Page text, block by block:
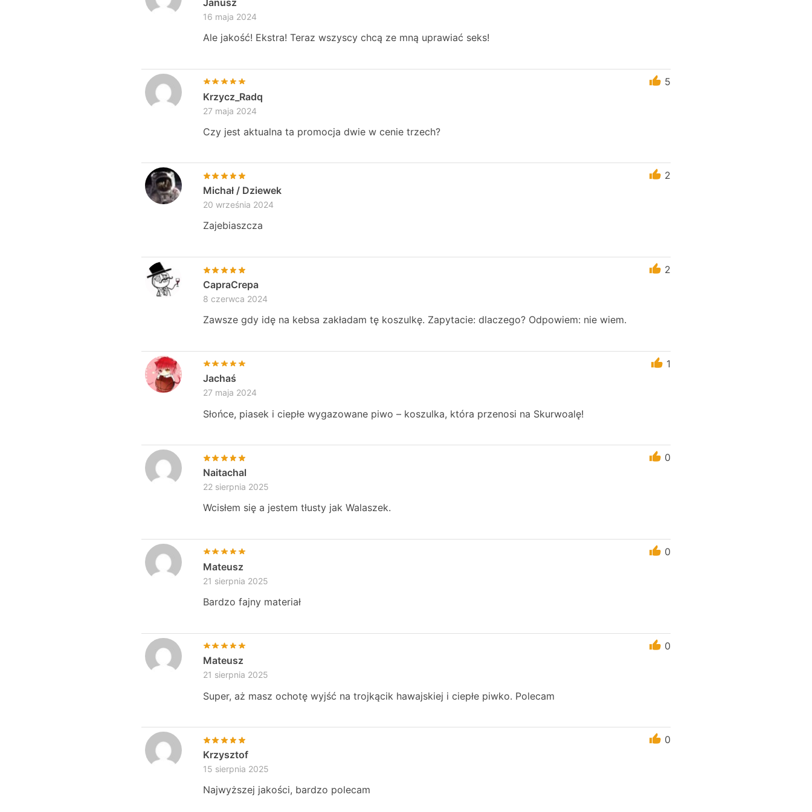
16 maja 2024
Ale jakość! Ekstra! Teraz wszyscy chcą ze mną uprawiać seks!
5
Krzycz_Radq
27 maja 2024
Czy jest aktualna ta promocja dwie w cenie trzech?
2
Michał / Dziewek
20 września 2024
Zajebiaszcza
2
CapraCrepa
8 czerwca 2024
Zawsze gdy idę na kebsa zakładam tę koszulkę. Zapytacie: dlaczego? Odpowiem: nie wiem.
1
Jachaś
27 maja 2024
Słońce, piasek i ciepłe wygazowane piwo – koszulka, która przenosi na Skurwoalę!
0
Naitachal
22 sierpnia 2025
Wcisłem się a jestem tłusty jak Walaszek.
0
Mateusz
21 sierpnia 2025
Bardzo fajny materiał
0
Mateusz
21 sierpnia 2025
Super, aż masz ochotę wyjść na trojkącik hawajskiej i ciepłe piwko. Polecam
0
Krzysztof
15 sierpnia 2025
Najwyższej jakości, bardzo polecam